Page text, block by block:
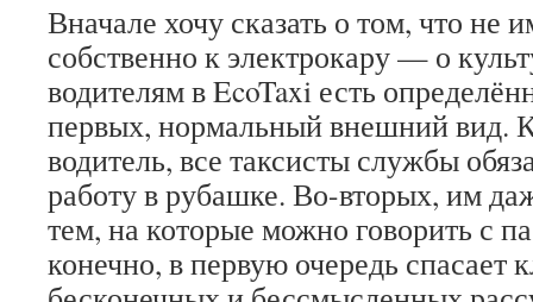
Вначале хочу сказать о том, что не
собственно к электрокару — о
водителям в EcoTaxi есть
первых, нормальный внешний вид.
водитель, все таксисты службы
работу в рубашке. Во-вторых, им
тем, на которые можно говорить с
конечно, в первую очередь спасает